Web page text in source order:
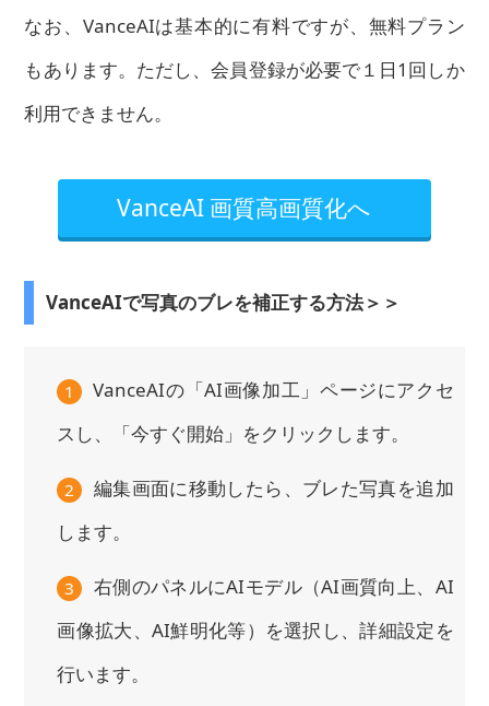
なお、VanceAIは基本的に有料ですが、無料プラン
もあります。ただし、会員登録が必要で１日1回しか
利用できません。
VanceAI 画質高画質化へ
VanceAIで写真のブレを補正する方法＞＞
1
VanceAIの「AI画像加工」ページにアクセ
スし、「今すぐ開始」をクリックします。
2
編集画面に移動したら、ブレた写真を追加
します。
3
右側のパネルにAIモデル（AI画質向上、AI
画像拡大、AI鮮明化等）を選択し、詳細設定を
行います。